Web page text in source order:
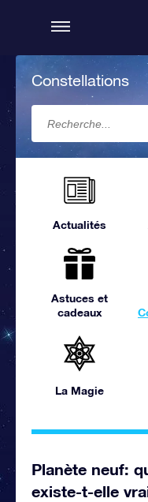
Constellations
Actualités
Astuces et
cadeaux
La Magie
Planète neuf:
existe-t-elle